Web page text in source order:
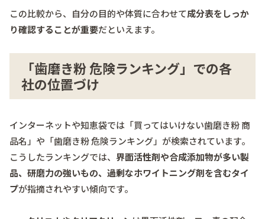
この比較から、自分の目的や体質に合わせて成分表をしっか
り確認することが重要だといえます。
「歯磨き粉 危険ランキング」での各
社の位置づけ
インターネットや知恵袋では「買ってはいけない歯磨き粉 商
品名」や「歯磨き粉 危険ランキング」が検索されています。
こうしたランキングでは、 界面活性剤や合成添加物が多い製
品、研磨力の強いもの、過剰なホワイトニング剤を含むタイ
プが指摘されやすい傾向です。